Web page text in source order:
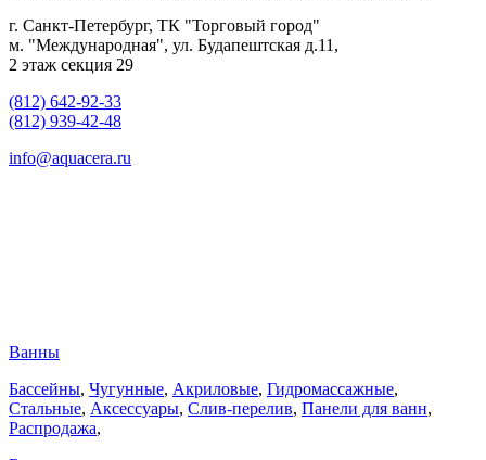
г. Санкт-Петербург, ТК "Торговый город"
м. "Международная", ул. Будапештская д.11,
2 этаж секция 29
(812) 642-92-33
(812) 939-42-48
info@aquacera.ru
Ванны
Бассейны, Чугунные, Акриловые, Гидромассажные,
Стальные, Аксессуары, Слив-перелив, Панели для ванн,
Распродажа,